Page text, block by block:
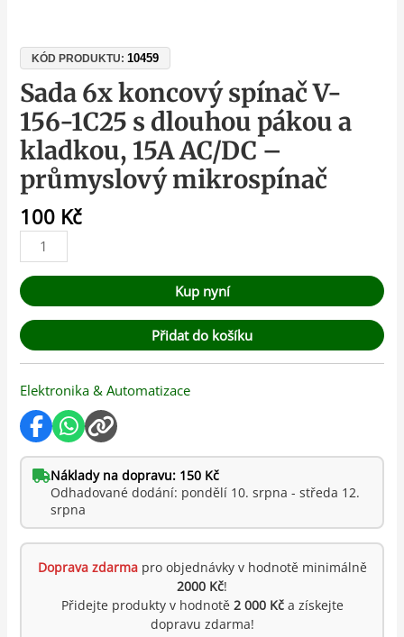
KÓD PRODUKTU:10459
Sada 6x koncový spínač V-
156-1C25 s dlouhou pákou a
kladkou, 15A AC/DC –
průmyslový mikrospínač
100 Kč
Kup nyní
Přidat do košíku
Elektronika & Automatizace
Náklady na dopravu: 150 Kč
Odhadované dodání: pondělí 10. srpna - středa 12.
srpna
Doprava zdarmapro objednávky v hodnotě minimálně
2000 Kč!
Přidejte produkty v hodnotě 2 000 Kča získejte
dopravu zdarma!